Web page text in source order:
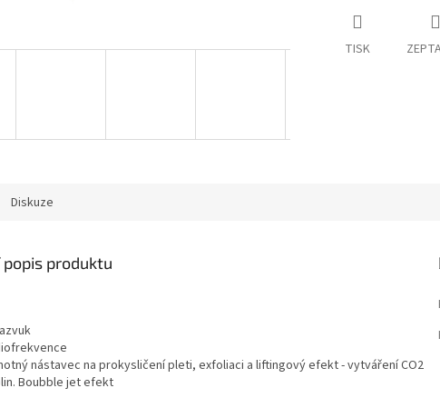
TISK
Diskuze
produktu
nástavec na prokysličení pleti, exfoliaci a liftingový efekt - vytváření CO2
Boubble jet efekt